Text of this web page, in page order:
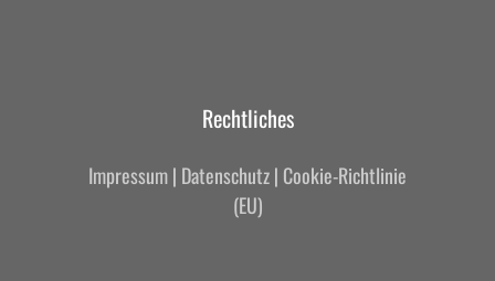
Rechtliches
Impressum| Datenschutz| Cookie-Richtlinie
(EU)